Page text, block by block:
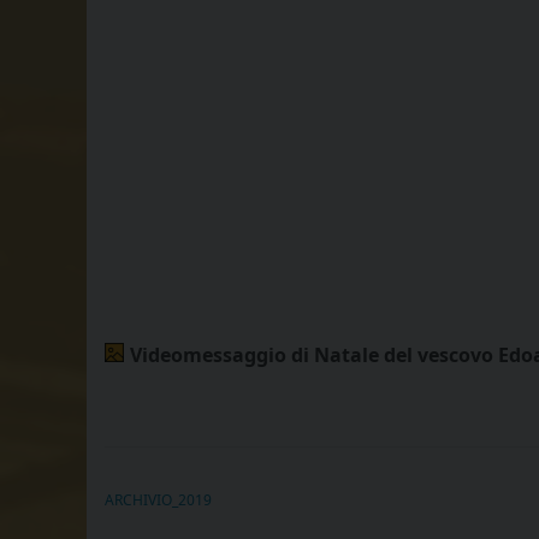
Videomessaggio di Natale del vescovo
ARCHIVIO_2019